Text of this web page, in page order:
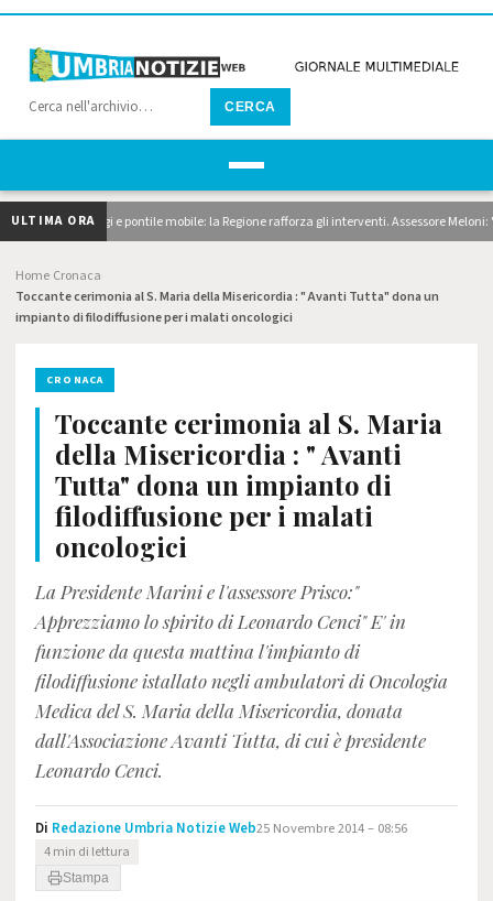
CERCA
ULTIMA ORA
dragaggi e pontile mobile: la Regione rafforza gli interventi. Assessore Meloni:
Home Cronaca
Toccante cerimonia al S. Maria della Misericordia : " Avanti Tutta" dona un
impianto di filodiffusione per i malati oncologici
CRONACA
Toccante cerimonia al S. Maria
della Misericordia : " Avanti
Tutta" dona un impianto di
filodiffusione per i malati
oncologici
La Presidente Marini e l'assessore Prisco:"
Apprezziamo lo spirito di Leonardo Cenci" E' in
funzione da questa mattina l'impianto di
filodiffusione istallato negli ambulatori di Oncologia
Medica del S. Maria della Misericordia, donata
dall'Associazione Avanti Tutta, di cui è presidente
Leonardo Cenci.
Di Redazione Umbria Notizie Web25 Novembre 2014 – 08:56
4 min di lettura
Stampa